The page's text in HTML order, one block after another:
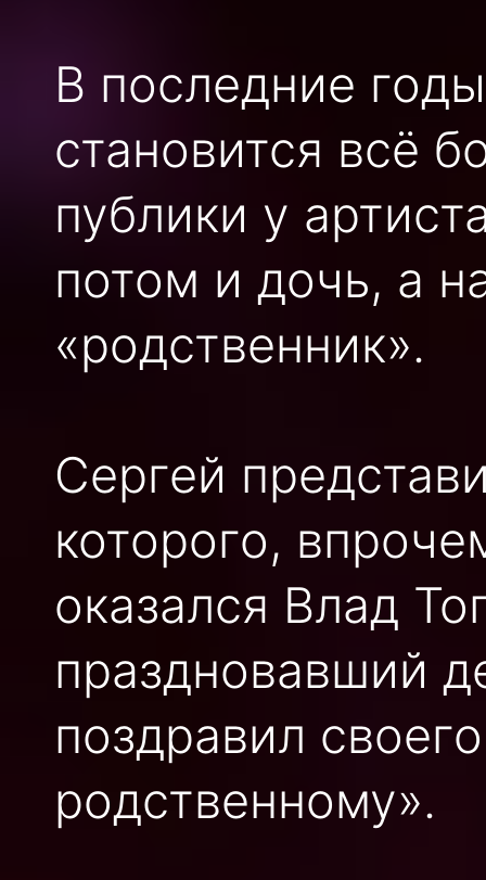
В последние
становится всё
публики у
потом и дочь, а
«родственник».
Сергей
которого,
оказался Влад
праздновавший
поздравил
родственному».